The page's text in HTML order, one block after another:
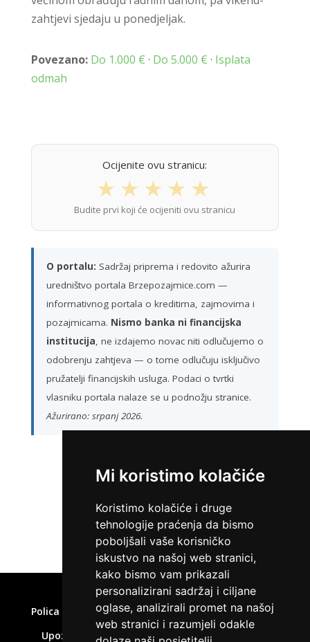
Mi koristimo kolačiće
Koristimo kolačiće i druge
tehnologije praćenja da bismo
poboljšali vaše korisničko
iskustvo na našoj web stranici,
kako bismo vam prikazali
personalizirani sadržaj i ciljane
oglase, analizirali promet na našoj
web stranici i razumjeli odakle
zahtjevi sjedaju u ponedjeljak.
Povezano: Do 1.000 € · Do 5.000 € · Isplata
odmah
Ocijenite ovu stranicu:
★ ★ ★ ★ ★
Budite prvi koji će ocijeniti ovu stranicu
O portalu: Sadržaj priprema i redovito ažurira
uredništvo portala Brzepozajmice.com —
informativnog portala o kreditima, zajmovima i
pozajmicama. Nismo banka ni financijska
institucija, ne izdajemo novac niti odlučujemo o
odobrenju zahtjeva — o tome odlučuju isključivo
pružatelji financijskih usluga. Podaci o tvrtki
vlasniku portala nalaze se u podnožju stranice.
Ažurirano: srpanj 2026.
ZATRAŽI KREDIT
Home»Brze pozajmice online
Polica privatnosti Uvjeti korištenja
Kolačići
Upozorenje o rizicima
Affiliate disclaimer